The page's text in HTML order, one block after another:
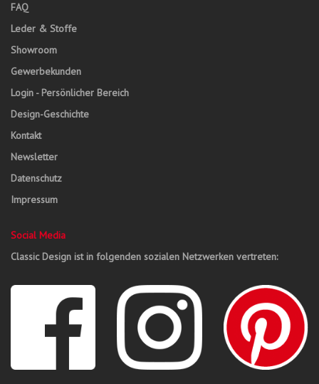
FAQ
Leder & Stoffe
Showroom
Gewerbekunden
Login - Persönlicher Bereich
Design-Geschichte
Kontakt
Newsletter
Datenschutz
Impressum
Social Media
Classic Design ist in folgenden sozialen Netzwerken vertreten: